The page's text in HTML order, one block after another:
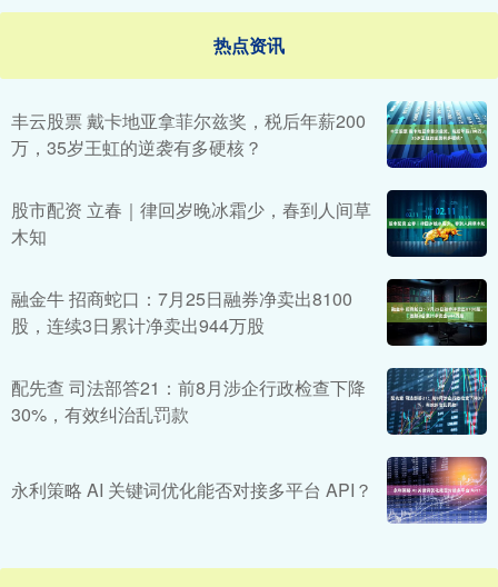
热点资讯
丰云股票 戴卡地亚拿菲尔兹奖，税后年薪200
万，35岁王虹的逆袭有多硬核？
股市配资 立春｜律回岁晚冰霜少，春到人间草
木知
融金牛 招商蛇口：7月25日融券净卖出8100
股，连续3日累计净卖出944万股
配先查 司法部答21：前8月涉企行政检查下降
30%，有效纠治乱罚款
永利策略 AI 关键词优化能否对接多平台 API？